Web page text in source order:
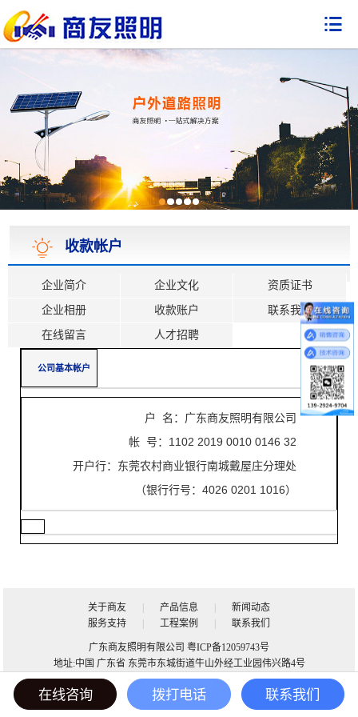

收款帐户
企业简介 企业文化 资质证书
企业相册 收款账户 联系我们
在线留言 人才招聘
公司基本帐户
户 名：广东商友照明有限公司
帐 号：1102 2019 0010 0146 32
开户行：东莞农村商业银行南城戴屋庄分理处
（银行行号：4026 0201 1016）
关于商友 产品信息
新闻动态
服务支持
工程案例 联系我们
广东商友照明有限公司 粤ICP备12059743号
地址:中国 广东省 东莞市东城街道牛山外经工业园伟兴路4号

地图

电话

在线咨询

联系
在线咨询 拨打电话 联系我们